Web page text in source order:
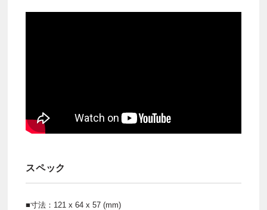
スペック
■寸法：121 x 64 x 57 (mm)